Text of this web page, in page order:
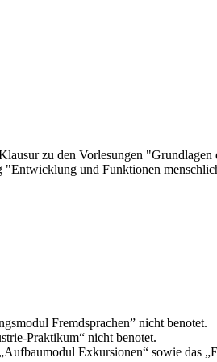
zu den Vorlesungen
und Funktionen
Fremdsprachen” nicht benotet.
Praktikum“ nicht benotet.
Exkursionen“ sowie das